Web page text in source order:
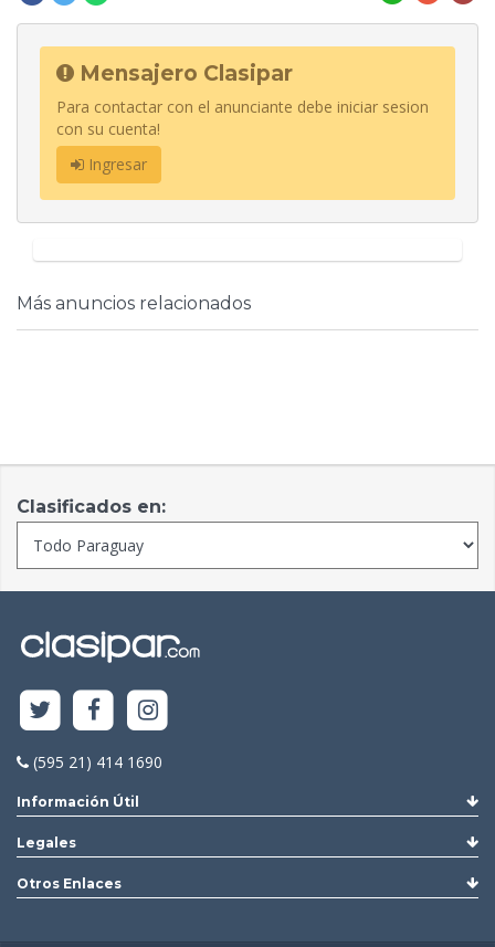
Mensajero Clasipar
Para contactar con el anunciante debe iniciar sesion
con su cuenta!
Ingresar
Más anuncios relacionados
Clasificados en:
(595 21) 414 1690
Información Útil
Legales
Otros Enlaces